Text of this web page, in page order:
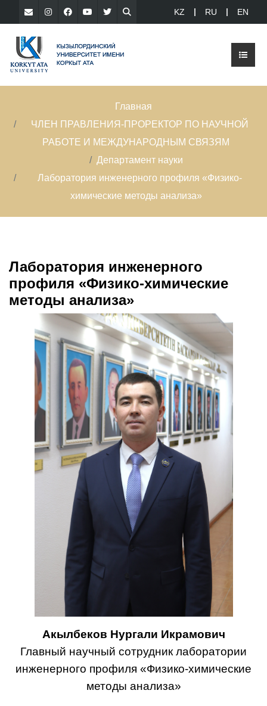
KZ RU EN
Главная
ЧЛЕН ПРАВЛЕНИЯ-ПРОРЕКТОР ПО НАУЧНОЙ
РАБОТЕ И МЕЖДУНАРОДНЫМ СВЯЗЯМ
Департамент науки
Лаборатория инженерного профиля «Физико-
химические методы анализа»
Лаборатория инженерного
профиля «Физико-химические
методы анализа»
Акылбеков Нургали Икрамович
Главный научный сотрудник лаборатории
инженерного профиля «Физико-химические
методы анализа»